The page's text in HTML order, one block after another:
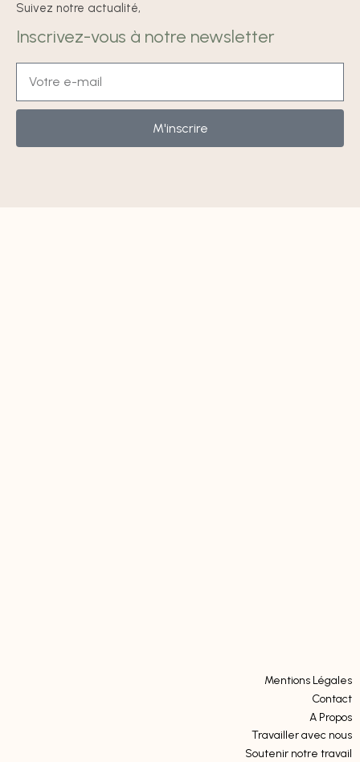
Suivez notre actualité,
Inscrivez-vous à notre newsletter
M'inscrire
Mentions Légales
Contact
A Propos
Travailler avec nous
Soutenir notre travail